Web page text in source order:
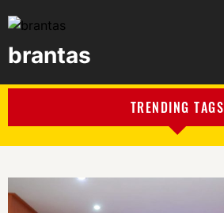
brantas
TRENDING TAGS